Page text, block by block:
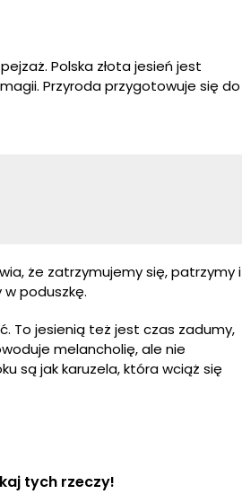
Polska złota jesień jest
Przyroda przygotowuje się do
że zatrzymujemy się, patrzymy i
poduszkę.
To jesienią też jest czas zadumy,
melancholię, ale nie
są jak karuzela, która wciąż się
tych rzeczy!